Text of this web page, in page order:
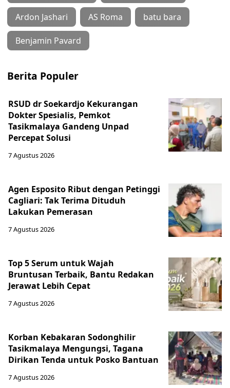
Ardon Jashari AS Roma batu bara
Benjamin Pavard
Berita Populer
RSUD dr Soekardjo Kekurangan
Dokter Spesialis, Pemkot
Tasikmalaya Gandeng Unpad
Percepat Solusi
7 Agustus 2026
Agen Esposito Ribut dengan Petinggi
Cagliari: Tak Terima Dituduh
Lakukan Pemerasan
7 Agustus 2026
Top 5 Serum untuk Wajah
Bruntusan Terbaik, Bantu Redakan
Jerawat Lebih Cepat
7 Agustus 2026
Korban Kebakaran Sodonghilir
Tasikmalaya Mengungsi, Tagana
Dirikan Tenda untuk Posko Bantuan
7 Agustus 2026